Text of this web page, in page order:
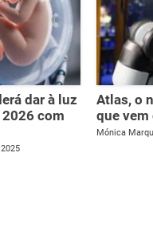
dar à luz
com
Atlas, o
que vem
Mónica